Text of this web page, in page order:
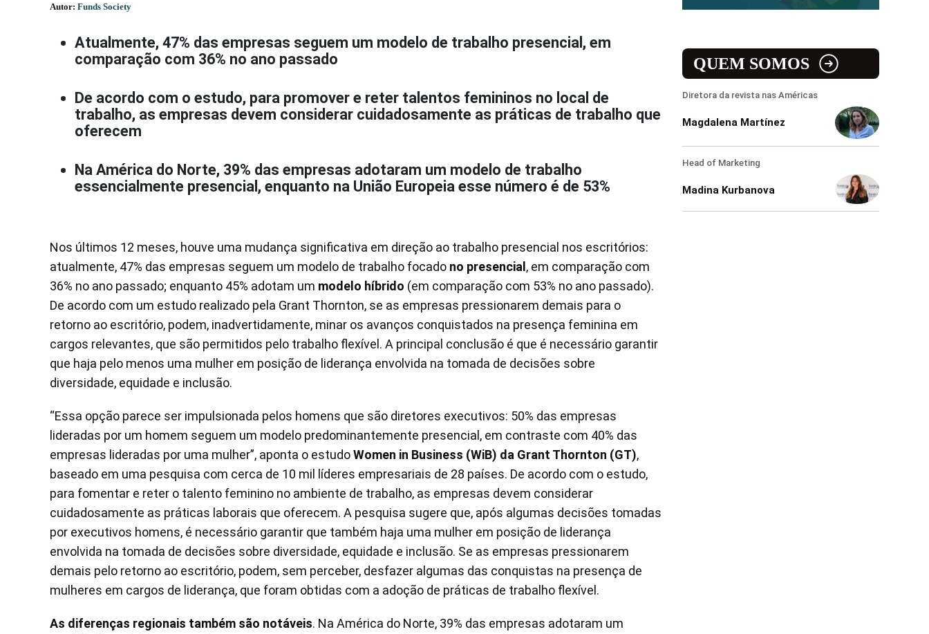
Autor: Funds Society
Atualmente, 47% das empresas seguem um modelo de trabalho presencial, em
comparação com 36% no ano passado
De acordo com o estudo, para promover e reter talentos femininos no local de
trabalho, as empresas devem considerar cuidadosamente as práticas de trabalho que
oferecem
Na América do Norte, 39% das empresas adotaram um modelo de trabalho
essencialmente presencial, enquanto na União Europeia esse número é de 53%
Nos últimos 12 meses, houve uma mudança significativa em direção ao trabalho presencial nos escritórios:
atualmente, 47% das empresas seguem um modelo de trabalho focado no presencial, em comparação com
36% no ano passado; enquanto 45% adotam um modelo híbrido (em comparação com 53% no ano passado).
De acordo com um estudo realizado pela Grant Thornton, se as empresas pressionarem demais para o
retorno ao escritório, podem, inadvertidamente, minar os avanços conquistados na presença feminina em
cargos relevantes, que são permitidos pelo trabalho flexível. A principal conclusão é que é necessário garantir
que haja pelo menos uma mulher em posição de liderança envolvida na tomada de decisões sobre
diversidade, equidade e inclusão.
“Essa opção parece ser impulsionada pelos homens que são diretores executivos: 50% das empresas
lideradas por um homem seguem um modelo predominantemente presencial, em contraste com 40% das
empresas lideradas por uma mulher”, aponta o estudoWomen in Business (WiB) da Grant Thornton (GT),
baseado em uma pesquisa com cerca de 10 mil líderes empresariais de 28 países. De acordo com o estudo,
para fomentar e reter o talento feminino no ambiente de trabalho, as empresas devem considerar
cuidadosamente as práticas laborais que oferecem. A pesquisa sugere que, após algumas decisões tomadas
por executivos homens, é necessário garantir que também haja uma mulher em posição de liderança
envolvida na tomada de decisões sobre diversidade, equidade e inclusão. Se as empresas pressionarem
demais pelo retorno ao escritório, podem, sem perceber, desfazer algumas das conquistas na presença de
mulheres em cargos de liderança, que foram obtidas com a adoção de práticas de trabalho flexível.
As diferenças regionais também são notáveis. Na América do Norte, 39% das empresas adotaram um
QUEM SOMOS
Diretora da revista nas Américas
Magdalena Martínez
Head of Marketing
Madina Kurbanova